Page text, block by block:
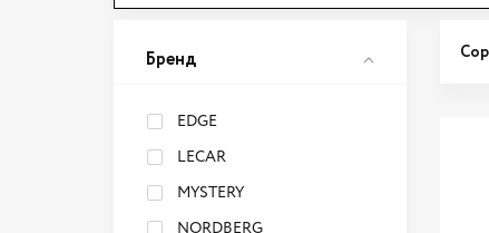
Бренд
EDGE
LECAR
MYSTERY
NORDBERG